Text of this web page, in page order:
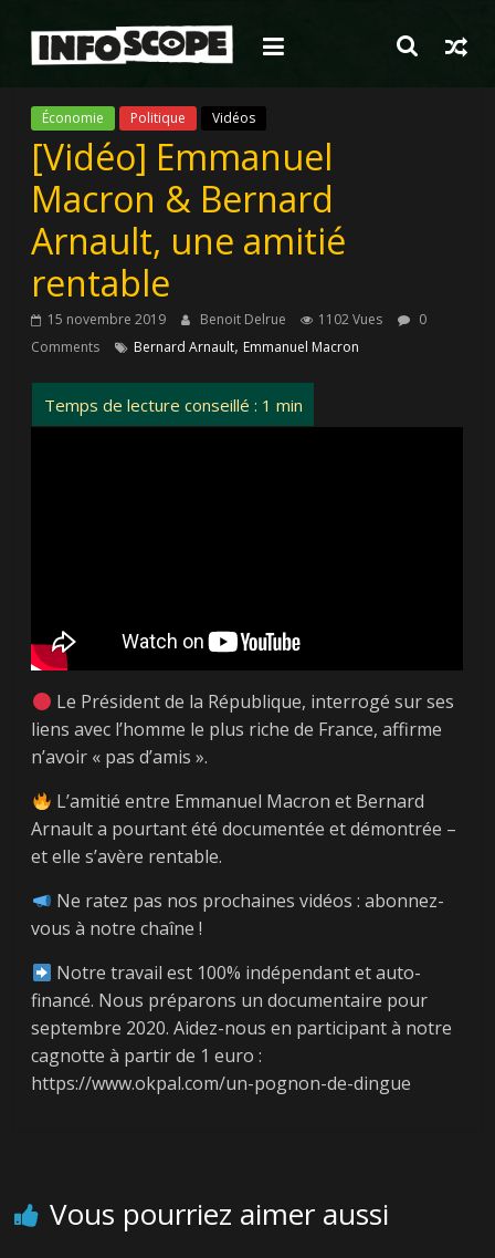
contenu
Économie Politique Vidéos
[Vidéo] Emmanuel
Macron & Bernard
Arnault, une amitié
rentable
15 novembre 2019 Benoit Delrue 1102 Vues
0
Comments
Bernard Arnault, Emmanuel Macron
Le Président de la République, interrogé sur ses
liens avec l’homme le plus riche de France, affirme
n’avoir « pas d’amis ».
L’amitié entre Emmanuel Macron et Bernard
Arnault a pourtant été documentée et démontrée –
et elle s’avère rentable.
Ne ratez pas nos prochaines vidéos : abonnez-
vous à notre chaîne !
Notre travail est 100% indépendant et auto-
financé. Nous préparons un documentaire pour
septembre 2020. Aidez-nous en participant à notre
cagnotte à partir de 1 euro :
https://www.okpal.com/un-pognon-de-dingue
← Previous
[Intervenants]
Aujourd’hui : Denis
Next →
[Vidéo] Fortunes
et Misères du
Vous pourriez aimer aussi